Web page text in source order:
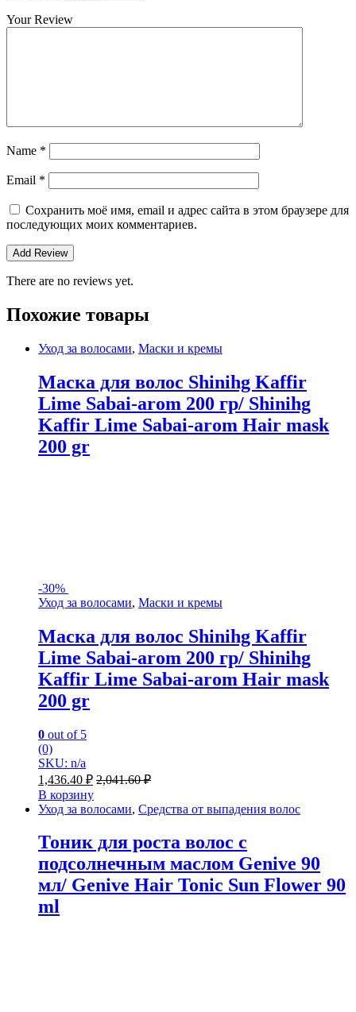
Your Review
Name *
Email *
Сохранить моё имя, email и адрес сайта в этом браузере для
последующих моих комментариев.
There are no reviews yet.
Похожие товары
Уход за волосами, Маски и кремы
Маска для волос Shinihg Kaffir
Lime Sabai-arom 200 гр/ Shinihg
Kaffir Lime Sabai-arom Hair mask
200 gr
-30%
Уход за волосами, Маски и кремы
Маска для волос Shinihg Kaffir
Lime Sabai-arom 200 гр/ Shinihg
Kaffir Lime Sabai-arom Hair mask
200 gr
0 out of 5
(0)
SKU: n/a
1,436.40 ₽ 2,041.60₽
В корзину
Уход за волосами, Средства от выпадения волос
Тоник для роста волос с
подсолнечным маслом Genive 90
мл/ Genive Hair Tonic Sun Flower 90
ml